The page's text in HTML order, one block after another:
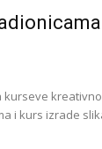
kurseve
i kurs izrade